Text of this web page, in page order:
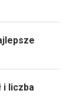
i liczba